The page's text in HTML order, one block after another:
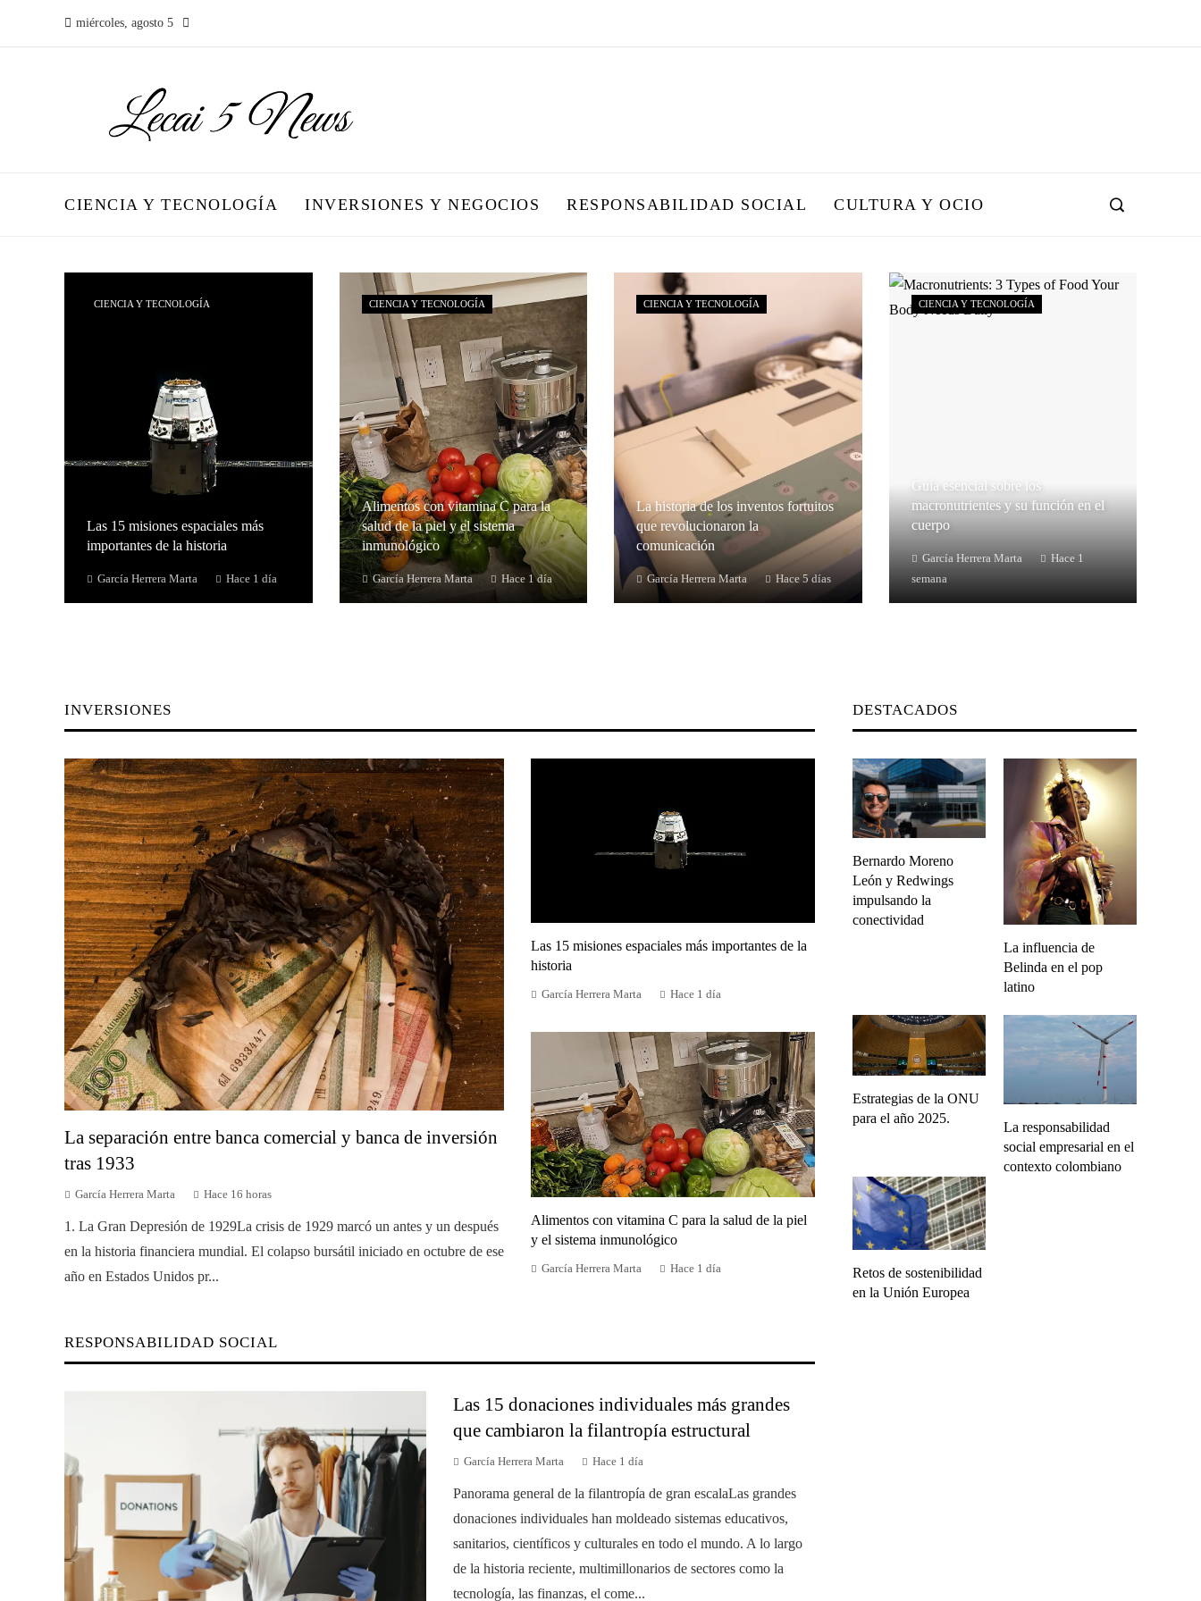
miércoles, agosto 5
CIENCIA Y TECNOLOGÍA INVERSIONES Y NEGOCIOS RESPONSABILIDAD SOCIAL CULTURA Y OCIO
CIENCIA Y TECNOLOGÍA
Las 15 misiones espaciales más
importantes de la historia
García Herrera Marta Hace 1 día
CIENCIA Y TECNOLOGÍA
Alimentos con vitamina C para la
salud de la piel y el sistema
inmunológico
García Herrera Marta Hace 1 día
CIENCIA Y TECNOLOGÍA
La historia de los inventos fortuitos
que revolucionaron la
comunicación
García Herrera Marta Hace 5 días
CIENCIA Y TECNOLOGÍA
Guía esencial sobre los
macronutrientes y su función en el
cuerpo
García Herrera Marta
Hace 1
semana
INVERSIONES
La separación entre banca comercial y banca de inversión
tras 1933
García Herrera Marta Hace 16 horas
1. La Gran Depresión de 1929La crisis de 1929 marcó un antes y un después
en la historia financiera mundial. El colapso bursátil iniciado en octubre de ese
año en Estados Unidos pr...
Las 15 misiones espaciales más importantes de la
historia
García Herrera Marta Hace 1 día
Alimentos con vitamina C para la salud de la piel
y el sistema inmunológico
García Herrera Marta Hace 1 día
RESPONSABILIDAD SOCIAL
Las 15 donaciones individuales más grandes
que cambiaron la filantropía estructural
García Herrera Marta Hace 1 día
Panorama general de la filantropía de gran escalaLas grandes
donaciones individuales han moldeado sistemas educativos,
sanitarios, científicos y culturales en todo el mundo. A lo largo
de la historia reciente, multimillonarios de sectores como la
tecnología, las finanzas, el come...
DESTACADOS
Bernardo Moreno
León y Redwings
impulsando la
conectividad
La influencia de
Belinda en el pop
latino
Estrategias de la ONU
para el año 2025.
La responsabilidad
social empresarial en el
contexto colombiano
Retos de sostenibilidad
en la Unión Europea